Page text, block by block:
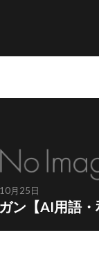
月25日
ン【AI用語・